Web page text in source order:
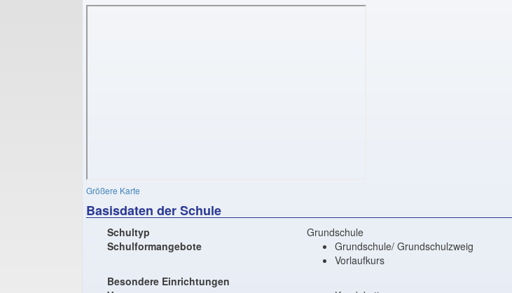
Größere Karte
Basisdaten der Schule
Schultyp
Grundschule
Schulformangebote
Grundschule/ Grundschulzweig
Vorlaufkurs
Besondere Einrichtungen